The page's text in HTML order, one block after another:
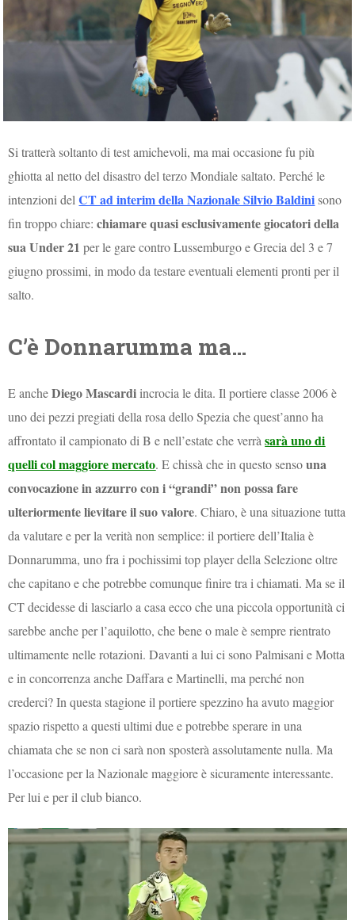
Si tratterà soltanto di test amichevoli, ma mai occasione fu più
ghiotta al netto del disastro del terzo Mondiale saltato. Perché le
intenzioni delCT ad interim della Nazionale Silvio Baldinisono
fin troppo chiare:chiamare quasi esclusivamente giocatori della
sua Under 21 per le gare contro Lussemburgo e Grecia del 3 e 7
giugno prossimi, in modo da testare eventuali elementi pronti per il
salto.
C’è Donnarumma ma…
E ancheDiego Mascardi incrocia le dita. Il portiere classe 2006 è
uno dei pezzi pregiati della rosa dello Spezia che quest’anno ha
affrontato il campionato di B e nell’estate che verràsarà uno di
quelli col maggiore mercato. E chissà che in questo sensouna
convocazione in azzurro con i “grandi” non possa fare
ulteriormente lievitare il suo valore. Chiaro, è una situazione tutta
da valutare e per la verità non semplice: il portiere dell’Italia è
Donnarumma, uno fra i pochissimi top player della Selezione oltre
che capitano e che potrebbe comunque finire tra i chiamati. Ma se il
CT decidesse di lasciarlo a casa ecco che una piccola opportunità ci
sarebbe anche per l’aquilotto, che bene o male è sempre rientrato
ultimamente nelle rotazioni. Davanti a lui ci sono Palmisani e Motta
e in concorrenza anche Daffara e Martinelli, ma perché non
crederci? In questa stagione il portiere spezzino ha avuto maggior
spazio rispetto a questi ultimi due e potrebbe sperare in una
chiamata che se non ci sarà non sposterà assolutamente nulla. Ma
l’occasione per la Nazionale maggiore è sicuramente interessante.
Per lui e per il club bianco.